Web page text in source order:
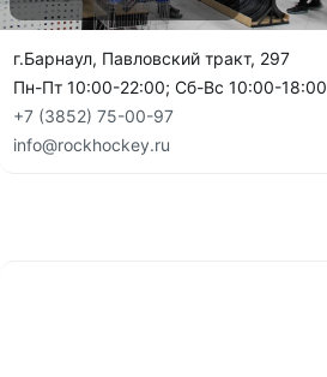
г.Барнаул, Павловский тракт, 297
Пн-Пт 10:00-22:00; Сб-Вс 10:00-18:00
+7 (3852) 75-00-97
info@rockhockey.ru